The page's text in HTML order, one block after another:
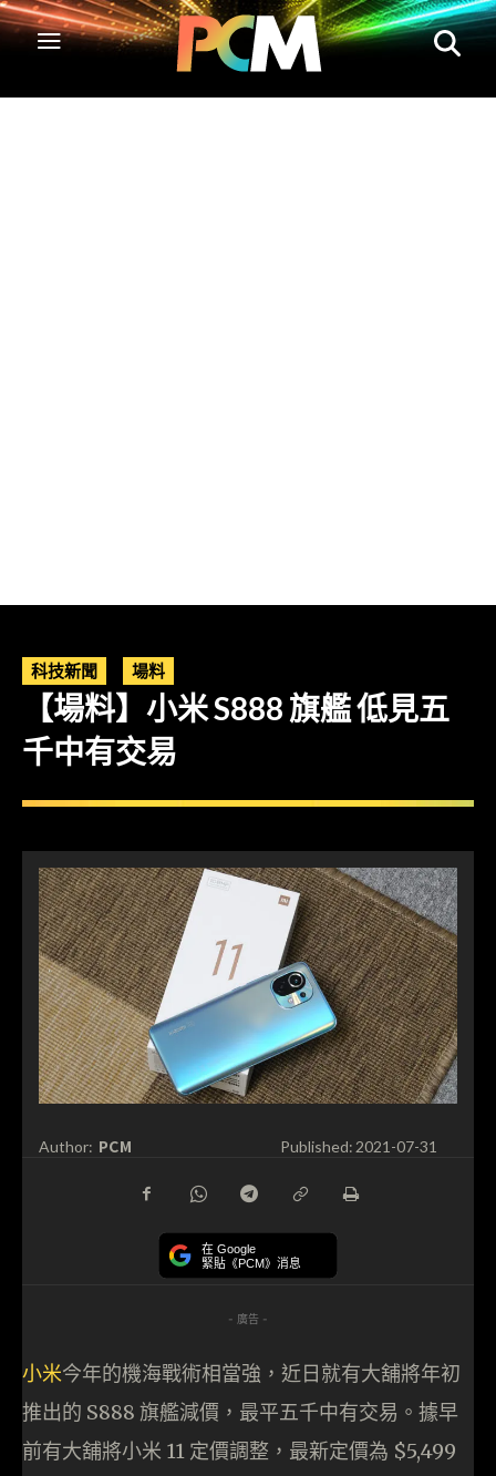
科技新聞 場料
【場料】小米 S888 旗艦 低見五
千中有交易
Author: PCM Published: 2021-07-31
在 Google
緊貼《PCM》消息
- 廣告 -
小米今年的機海戰術相當強，近日就有大舖將年初
推出的 S888 旗艦減價，最平五千中有交易。據早
前有大舖將小米 11 定價調整，最新定價為 $5,499